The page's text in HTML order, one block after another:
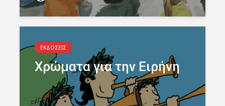
ΕΚΔΟΣΕΙΣ
Χρώματα για την Ειρήνη